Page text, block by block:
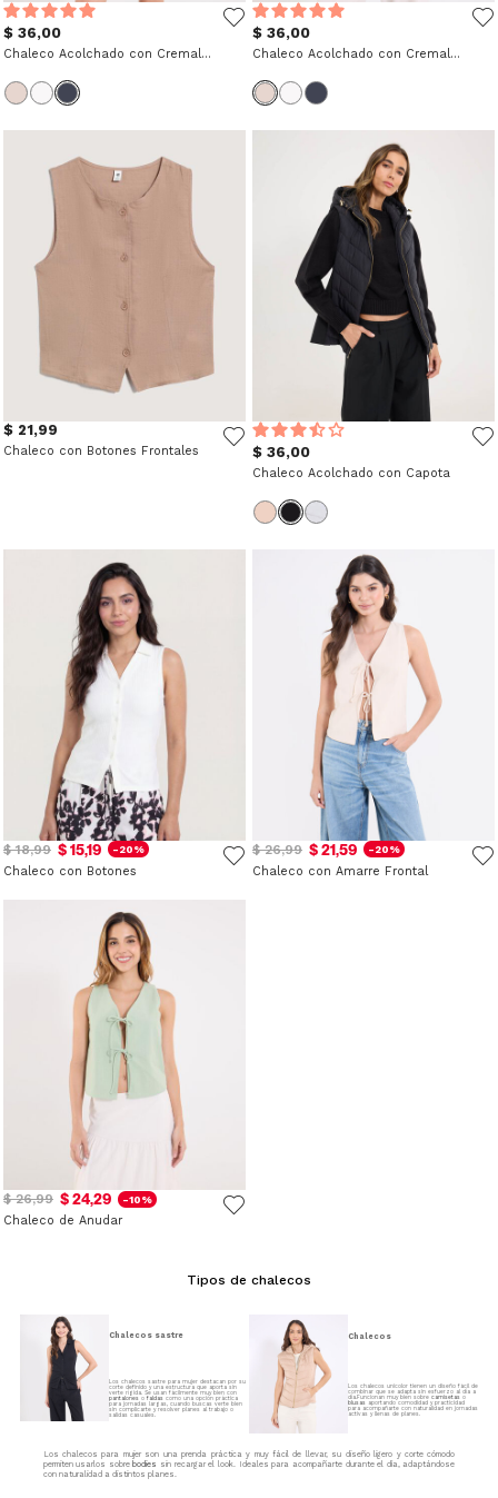
$ 36,00
Chaleco Acolchado con Cremallera
$ 36,00
Chaleco Acolchado con Cremallera
$ 21,99
Chaleco con Botones Frontales $ 36,00
Chaleco Acolchado con Capota
$ 18,99 $ 15,19 -20%
Chaleco con Botones
$ 26,99 $ 21,59 -20%
Chaleco con Amarre Frontal
$ 26,99 $ 24,29 -10%
Chaleco de Anudar
Tipos de chalecos
Chalecos sastre
Los chalecos sastre para mujer destacan por su
corte definido y una estructura que aporta sin
verte rígida. Se usan fácilmente muy bien con
pantalones o faldas como una opción práctica
para jornadas largas, cuando buscas verte bien
sin complicarte y resolver planes al trabajo o
salidas casuales.
Chalecos
Los chalecos unicolor tienen un diseño fácil de
combinar que se adapta sin esfuerzo al día a
día.Funcionan muy bien sobre camisetas o
blusas
aportando comodidad y practicidad
para acompañarte con naturalidad en jornadas
activas y llenas de planes.
Los chalecos para mujer son una prenda práctica y muy fácil de llevar, su diseño ligero y corte cómodo
permiten usarlos sobre bodies sin recargar el look. Ideales para acompañarte durante el día, adaptándose
con naturalidad a distintos planes.